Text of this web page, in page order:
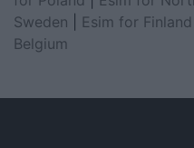
Sweden
Esim for Finland
Belgium